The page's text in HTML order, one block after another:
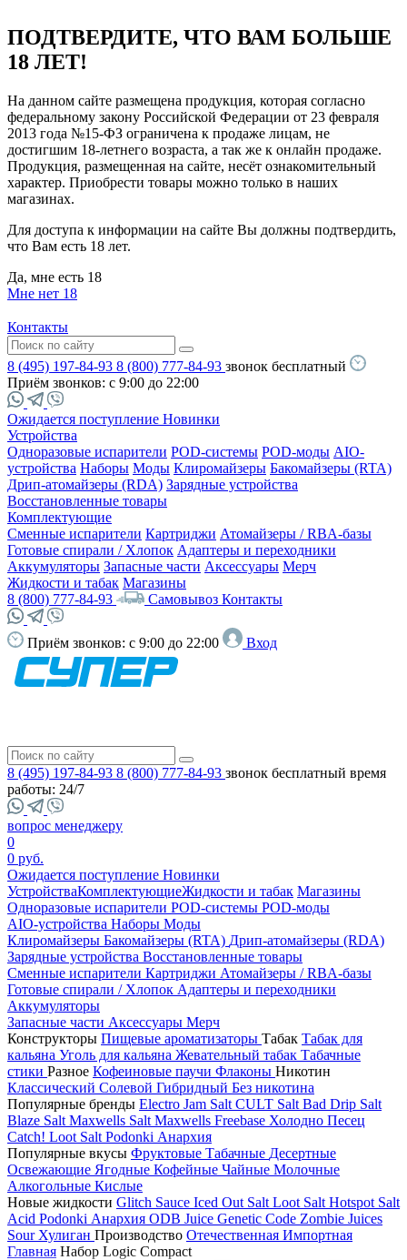
ПОДТВЕРДИТЕ, ЧТО ВАМ БОЛЬШЕ
18 ЛЕТ!
На данном сайте размещена продукция, которая согласно
федеральному закону Российской Федерации от 23 февраля
2013 года №15-ФЗ ограничена к продаже лицам, не
достигшим 18-летнего возраста, а так же к онлайн продаже.
Продукция, размещенная на сайте, несёт ознакомительный
характер. Приобрести товары можно только в наших
магазинах.
Для доступа к информации на сайте Вы должны подтвердить,
что Вам есть 18 лет.
Да, мне есть 18
Мне нет 18
Контакты
8 (495) 197-84-93 8 (800) 777-84-93 звонок бесплатный
Приём звонков: с 9:00 до 22:00
Ожидается поступление Новинки
Устройства
Одноразовые испарители POD-системы POD-моды AIO-
устройства Наборы Моды Клиромайзеры Бакомайзеры (RTA)
Дрип-атомайзеры (RDA) Зарядные устройства
Восстановленные товары
Комплектующие
Сменные испарители Картриджи Атомайзеры / RBA-базы
Готовые спирали / Хлопок Адаптеры и переходники
Аккумуляторы Запасные части Аксессуары Мерч
Жидкости и табак Магазины
8 (800) 777-84-93
Самовывоз Контакты
Приём звонков: с 9:00 до 22:00 Вход
8 (495) 197-84-93 8 (800) 777-84-93 звонок бесплатный время
работы: 24/7
вопрос менеджеру
0
0 руб.
Ожидается поступление Новинки
УстройстваКомплектующиеЖидкости и табак Магазины
Одноразовые испарители POD-системы POD-моды
AIO-устройства Наборы Моды
Клиромайзеры Бакомайзеры (RTA) Дрип-атомайзеры (RDA)
Зарядные устройства Восстановленные товары
Сменные испарители Картриджи Атомайзеры / RBA-базы
Готовые спирали / Хлопок Адаптеры и переходники
Аккумуляторы
Запасные части Аксессуары Мерч
Конструкторы Пищевые ароматизаторы Табак Табак для
кальяна Уголь для кальяна Жевательный табак Табачные
стики Разное Кофеиновые паучи Флаконы Никотин
Классический Солевой Гибридный Без никотина
Популярные бренды Electro Jam Salt CULT Salt Bad Drip Salt
Blaze Salt Maxwells Salt Maxwells Freebase Холодно Песец
Catch! Loot Salt Podonki Анархия
Популярные вкусы Фруктовые Табачные Десертные
Освежающие Ягодные Кофейные Чайные Молочные
Алкогольные Кислые
Новые жидкости Glitch Sauce Iced Out Salt Loot Salt Hotspot Salt
Acid Podonki Анархия ODB Juice Genetic Code Zombie Juices
Sour Хулиган Производство Отечественная Импортная
Главная Набор Logic Compact